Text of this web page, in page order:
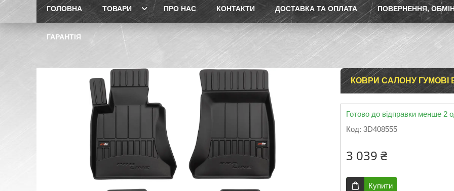
ГОЛОВНА ТОВАРИ ПРО НАС КОНТАКТИ ДОСТАВКА ТА ОПЛАТА ПОВЕРНЕННЯ,
ГАРАНТІЯ
КОВРИ САЛОНУ ГУМОВІ
Готово до відправки менше 2
Код: 3D408555
3 039 ₴
Купити